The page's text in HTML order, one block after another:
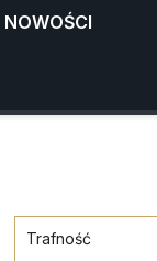
NOWOŚCI
Trafność